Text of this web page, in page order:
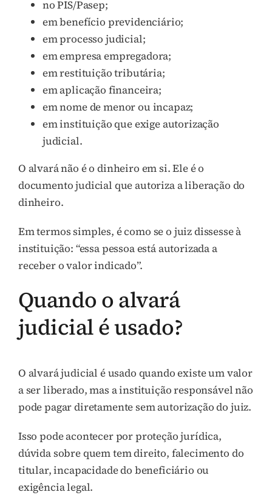
no PIS/Pasep;
em benefício previdenciário;
em processo judicial;
em empresa empregadora;
em restituição tributária;
em aplicação financeira;
em nome de menor ou incapaz;
em instituição que exige autorização
judicial.
O alvará não é o dinheiro em si. Ele é o
documento judicial que autoriza a liberação do
dinheiro.
Em termos simples, é como se o juiz dissesse à
instituição: “essa pessoa está autorizada a
receber o valor indicado”.
Quando o alvará
judicial é usado?
O alvará judicial é usado quando existe um valor
a ser liberado, mas a instituição responsável não
pode pagar diretamente sem autorização do juiz.
Isso pode acontecer por proteção jurídica,
dúvida sobre quem tem direito, falecimento do
titular, incapacidade do beneficiário ou
exigência legal.